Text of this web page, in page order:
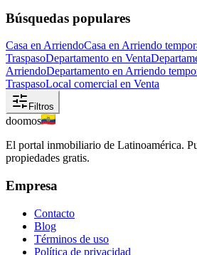
Búsquedas populares
Casa en ArriendoCasa en Arriendo
TraspasoDepartamento en Venta
ArriendoDepartamento en Arriendo
TraspasoLocal comercial en Venta
Filtros
doomos
El portal inmobiliario de Latinoamérica.
propiedades gratis.
Empresa
Contacto
Blog
Términos de uso
Política de privacidad